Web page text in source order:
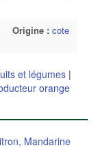
Origine : cote
et légumes |
orange
Mandarine